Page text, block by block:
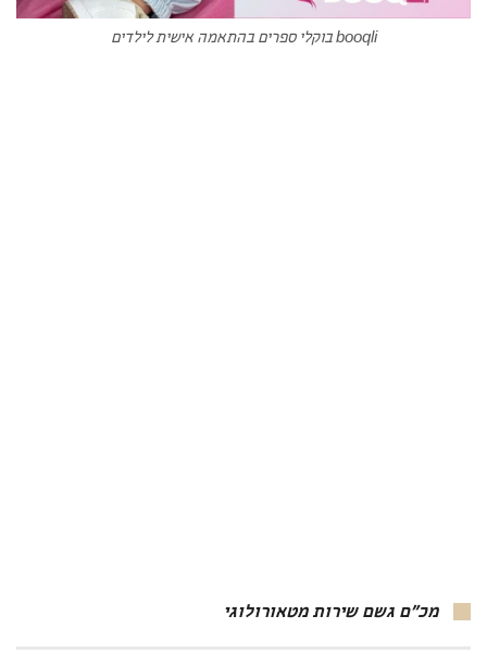
booqli בוקלי ספרים בהתאמה אישית לילדים
מכ"ם גשם שירות מטאורולוגי